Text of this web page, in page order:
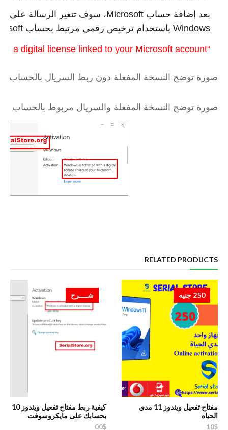
بعد إضافة حساب Microsoft، سوف تتغير الرسالة على صفحة
Windows باستخدام ترخيص رقمي مرتبط بحساب Microsoft الخاص بك
“Windows is activated with a digital license linked to your Microsoft account”
صورة توضح النسخة المفعلة دون ربط السريال بالحساب
صورة توضح النسخة المفعلة والسريال مربوط بالحساب
RELATED PRODUCTS
250 جنيه
مفتاح تفعيل ويندوز 11 مدي
الحياه
10$
شــــرح
كيفية ربط مفتاح تفعيل ويندوز 10
بحسابك على مايكروسوفت
00$